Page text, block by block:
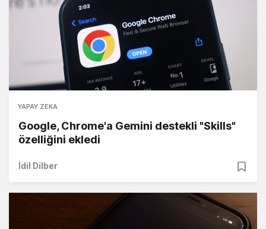
YAPAY ZEKA
Google, Chrome'a Gemini destekli "Skills"
özelliğini ekledi
İdil Dilber